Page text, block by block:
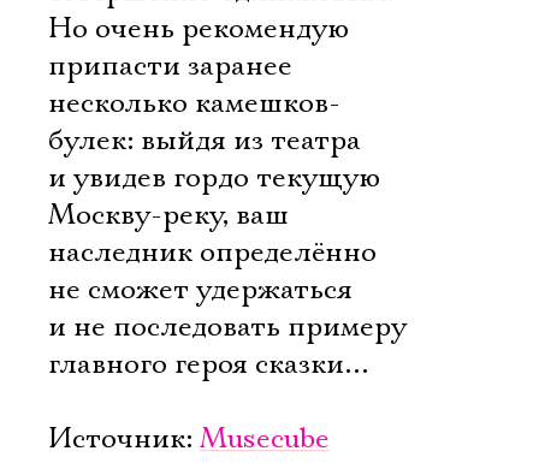
Но очень рекомендую
припасти заранее
несколько камешков-
булек: выйдя из театра
и увидев гордо текущую
Москву-реку, ваш
наследник определённо
не сможет удержаться
и не последовать примеру
главного героя сказки…
Источник: Musecube